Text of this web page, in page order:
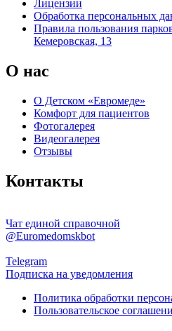
Лицензии
Обработка персональных
Правила пользования
Кемеровская, 13
О нас
О Детском «Евромеде»
Комфорт для пациентов
Фотогалерея
Видеогалерея
Отзывы
Контакты
Чат единой справочной
@Euromedomskbot
Telegram
Подписка на уведомления
Политика обработки
Пользовательское